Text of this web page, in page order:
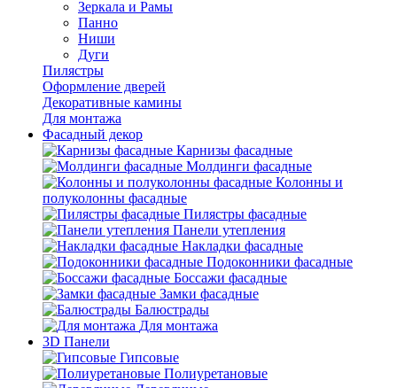
Зеркала и Рамы
Панно
Ниши
Дуги
Пилястры
Оформление дверей
Декоративные камины
Для монтажа
Фасадный декор
Карнизы фасадные
Молдинги фасадные
Колонны и
полуколонны фасадные
Пилястры фасадные
Панели утепления
Накладки фасадные
Подоконники фасадные
Боссажи фасадные
Замки фасадные
Балюстрады
Для монтажа
3D Панели
Гипсовые
Полиуретановые